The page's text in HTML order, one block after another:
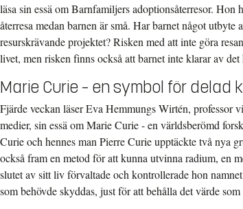
läsa sin essä om Barnfamiljers adoptionsåterresor.
återresa medan barnen är små. Har barnet något utbyte
resurskrävande projektet? Risken med att inte göra
livet, men risken finns också att barnet inte klarar av det
Marie Curie – en symbol för delad
Fjärde veckan läser Eva Hemmungs Wirtén, professor
medier, sin essä om Marie Curie - en världsberömd
Curie och hennes man Pierre Curie upptäckte två nya
också fram en metod för att kunna utvinna radium, en
slutet av sitt liv förvaltade och kontrollerade hon
som behövde skyddas, just för att behålla det värde som